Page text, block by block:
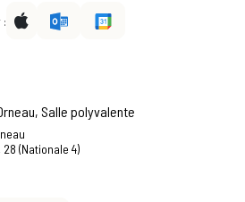
:
Salle polyvalente
(Nationale 4)